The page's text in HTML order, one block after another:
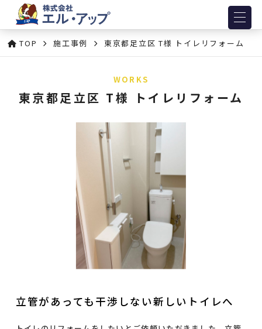
TOP 施工事例 東京都足立区 T様 トイレリフォーム
WORKS
東京都足立区 T様 トイレリフォーム
立管があっても干渉しない新しいトイレへ